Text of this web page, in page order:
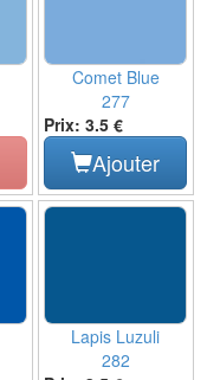
Comet Blue
277
Prix: 3.5 €
Ajouter
Lapis Luzuli
282